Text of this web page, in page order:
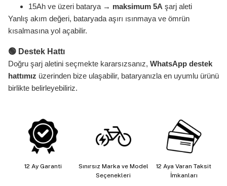
15Ah ve üzeri batarya → maksimum 5A şarj aleti
Yanlış akım değeri, bataryada aşırı ısınmaya ve ömrün
kısalmasına yol açabilir.
🟢 Destek Hattı
Doğru şarj aletini seçmekte kararsızsanız, WhatsApp destek
hattımız üzerinden bize ulaşabilir, bataryanızla en uyumlu ürünü
birlikte belirleyebiliriz.
12 Ay Garanti
Sınırsız Marka ve Model
Seçenekleri
12 Aya Varan Taksit
İmkanları